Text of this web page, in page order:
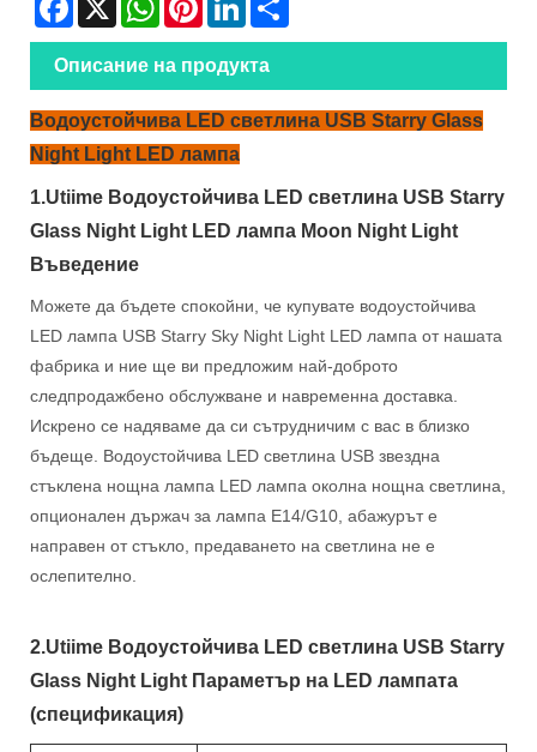
Описание на продукта
Водоустойчива LED светлина USB Starry Glass
Night Light LED лампа
1.Utiime Водоустойчива LED светлина USB Starry
Glass Night Light LED лампа Moon Night Light
Въведение
Можете да бъдете спокойни, че купувате водоустойчива
LED лампа USB Starry Sky Night Light LED лампа от нашата
фабрика и ние ще ви предложим най-доброто
следпродажбено обслужване и навременна доставка.
Искрено се надяваме да си сътрудничим с вас в близко
бъдеще. Водоустойчива LED светлина USB звездна
стъклена нощна лампа LED лампа околна нощна светлина,
опционален държач за лампа E14/G10, абажурът е
направен от стъкло, предаването на светлина не е
ослепително.
2.Utiime Водоустойчива LED светлина USB Starry
Glass Night Light Параметър на LED лампата
(спецификация)